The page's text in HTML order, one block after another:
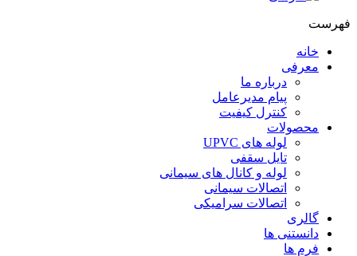
فهرست
خانه
معرفی
درباره ما
پیام مدیرعامل
کنترل کیفیت
محصولات
لوله های UPVC
تایل سقفی
لوله و کانال های سیمانی
اتصالات سیمانی
اتصالات سرامیکی
گالری
دانستنی ها
فرم ها